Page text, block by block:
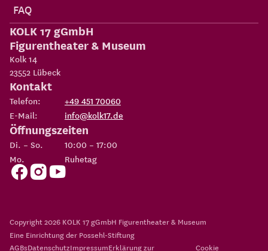
FAQ
KOLK 17 gGmbH
Figurentheater & Museum
Kolk 14
23552 Lübeck
Kontakt
Telefon:
+49 451 70060
E-Mail:
info@kolk17.de
Öffnungszeiten
Di. – So.
10:00 – 17:00
Mo.
Ruhetag
Copyright 2026 KOLK 17 gGmbH Figurentheater & Museum
Eine Einrichtung der Possehl-Stiftung
AGBsDatenschutzImpressumErklärung zur Cookie